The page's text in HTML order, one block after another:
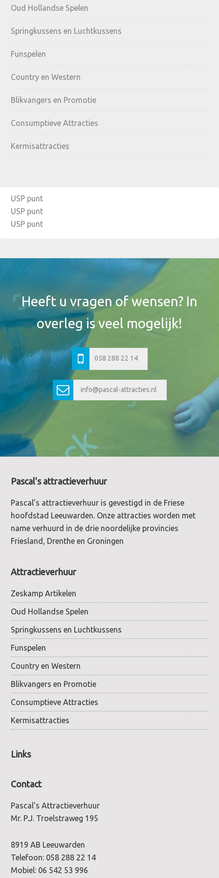
Oud Hollandse Spelen
Springkussens en Luchtkussens
Funspelen
Country en Western
Blikvangers en Promotie
Consumptieve Attracties
Kermisattracties
USP punt
USP punt
USP punt
Header
Heeft u vragen of wensen? In
overleg is veel mogelijk!
058 288 22 14
info@pascal-attracties.nl
Footer
Pascal’s attractieverhuur
Pascal’s attractieverhuur is gevestigd in de Friese
hoofdstad Leeuwarden. Onze attracties worden met
name verhuurd in de drie noordelijke provincies
Friesland, Drenthe en Groningen
Attractieverhuur
Zeskamp Artikelen
Oud Hollandse Spelen
Springkussens en Luchtkussens
Funspelen
Country en Western
Blikvangers en Promotie
Consumptieve Attracties
Kermisattracties
Links
Contact
Pascal's Attractieverhuur
Mr. P.J. Troelstraweg 195
8919 AB Leeuwarden
Telefoon: 058 288 22 14
Mobiel: 06 542 53 996